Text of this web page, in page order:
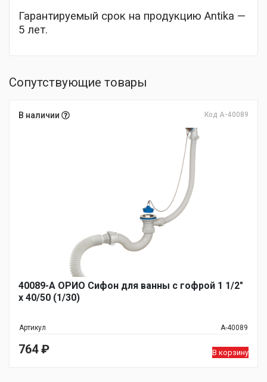
Гарантируемый срок на продукцию Antika —
5 лет.
Сопутствующие товары
В наличии Код А-40089
40089-А ОРИО Сифон для ванны с гофрой 1 1/2"
х 40/50 (1/30)
Артикул А-40089
764₽ В корзину